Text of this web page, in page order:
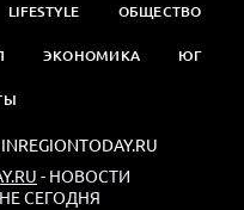
LIFESTYLE ОБЩЕСТВО
ЭКОНОМИКА ЮГ
- НОВОСТИ
СЕГОДНЯ